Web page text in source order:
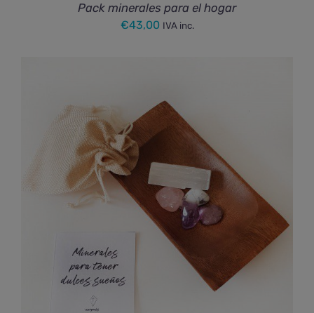
Pack minerales para el hogar
€43,00 IVA inc.